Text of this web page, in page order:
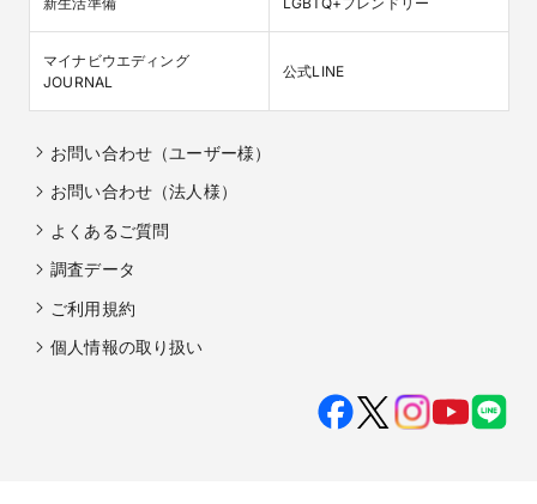
マイナビウエディング
JOURNAL
公式LINE
お問い合わせ（ユーザー様）
お問い合わせ（法人様）
よくあるご質問
調査データ
ご利用規約
個人情報の取り扱い